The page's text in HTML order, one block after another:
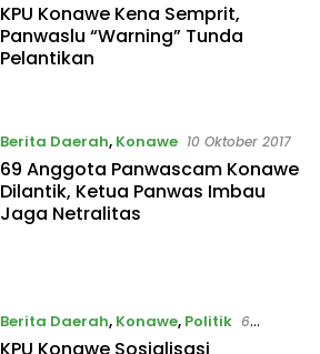
KPU Konawe Kena Semprit,
Panwaslu “Warning” Tunda
Pelantikan
Berita Daerah, Konawe 10 Oktober 2017
69 Anggota Panwascam Konawe
Dilantik, Ketua Panwas Imbau
Jaga Netralitas
Berita Daerah, Konawe, Politik 6
Oktober 2017